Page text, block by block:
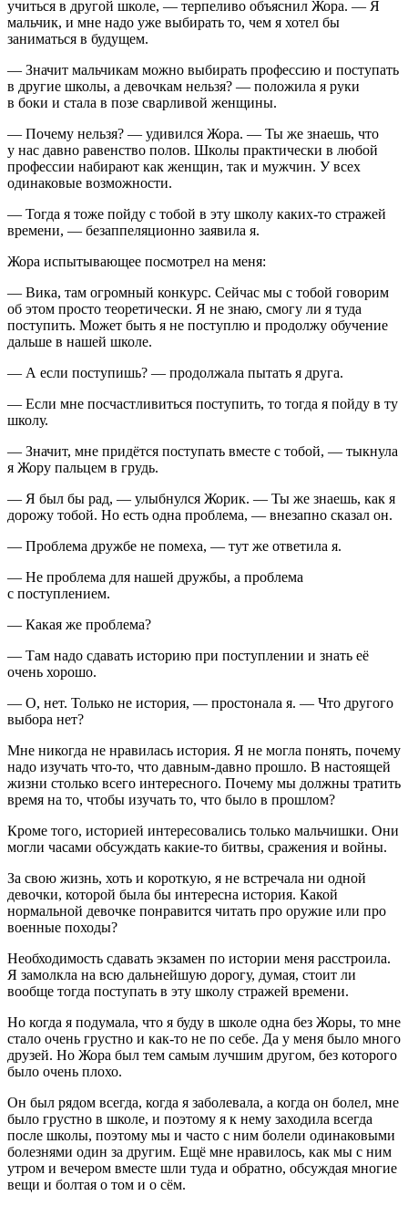
учиться в другой школе, — терпеливо объяснил Жора. — Я
мальчик, и мне надо уже выбирать то, чем я хотел бы
заниматься в будущем.
— Значит мальчикам можно выбирать профессию и поступать
в другие школы, а девочкам нельзя? — положила я руки
в боки и стала в позе сварливой женщины.
— Почему нельзя? — удивился Жора. — Ты же знаешь, что
у нас давно равенство полов. Школы практически в любой
профессии набирают как женщин, так и мужчин. У всех
одинаковые возможности.
— Тогда я тоже пойду с тобой в эту школу каких-то стражей
времени, — безаппеляционно заявила я.
Жора испытывающее посмотрел на меня:
— Вика, там огромный конкурс. Сейчас мы с тобой говорим
об этом просто теоретически. Я не знаю, смогу ли я туда
поступить. Может быть я не поступлю и продолжу обучение
дальше в нашей школе.
— А если поступишь? — продолжала пытать я друга.
— Если мне посчастливиться поступить, то тогда я пойду в ту
школу.
— Значит, мне придётся поступать вместе с тобой, — тыкнула
я Жору пальцем в грудь.
— Я был бы рад, — улыбнулся Жорик. — Ты же знаешь, как я
дорожу тобой. Но есть одна проблема, — внезапно сказал он.
— Проблема дружбе не помеха, — тут же ответила я.
— Не проблема для нашей дружбы, а проблема
с поступлением.
— Какая же проблема?
— Там надо сдавать историю при поступлении и знать её
очень хорошо.
— О, нет. Только не история, — простонала я. — Что другого
выбора нет?
Мне никогда не нравилась история. Я не могла понять, почему
надо изучать что-то, что давным-давно прошло. В настоящей
жизни столько всего интересного. Почему мы должны тратить
время на то, чтобы изучать то, что было в прошлом?
Кроме того, историей интересовались только мальчишки. Они
могли часами обсуждать какие-то битвы, сражения и войны.
За свою жизнь, хоть и короткую, я не встречала ни одной
девочки, которой была бы интересна история. Какой
нормальной девочке понравится читать про оружие или про
военные походы?
Необходимость сдавать экзамен по истории меня расстроила.
Я замолкла на всю дальнейшую дорогу, думая, стоит ли
вообще тогда поступать в эту школу стражей времени.
Но когда я подумала, что я буду в школе одна без Жоры, то мне
стало очень грустно и как-то не по себе. Да у меня было много
друзей. Но Жора был тем самым лучшим другом, без которого
было очень плохо.
Он был рядом всегда, когда я заболевала, а когда он болел, мне
было грустно в школе, и поэтому я к нему заходила всегда
после школы, поэтому мы и часто с ним болели одинаковыми
болезнями один за другим. Ещё мне нравилось, как мы с ним
утром и вечером вместе шли туда и обратно, обсуждая многие
вещи и болтая о том и о сём.